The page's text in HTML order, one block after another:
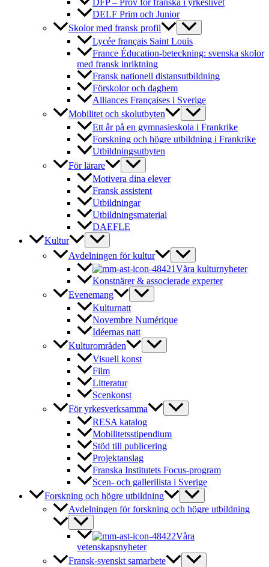
DFP – Prov för franska i yrkeslivet
DELF Prim och Junior
Skolor med fransk profil
Lycée français Saint Louis
France Éducation-beteckning: svenska skolor
med fransk inriktning
Fransk nationell distansutbildning
Förskolor och daghem
Alliances Françaises i Sverige
Mobilitet och skolutbyten
Ett år på en gymnasieskola i Frankrike
Forskning och högre utbildning i Frankrike
Utbildningsutbyten
För lärare
Motivera dina elever
Fransk assistent
Utbildningar
Utbildningsmaterial
DAEFLE
Kultur
Avdelningen för kultur
Våra kulturnyheter
Konstnärer & associerade experter
Evenemang
Kulturnatt
Novembre Numérique
Idéernas natt
Kulturområden
Visuell konst
Film
Litteratur
Scenkonst
För yrkesverksamma
RESA katalog
Mobilitetsstipendium
Stöd till publicering
Projektanslag
Franska Institutets Focus-program
Scen- och gallerilista i Sverige
Forskning och högre utbildning
Avdelningen för forskning och högre utbildning
Våra
vetenskapsnyheter
Fransk-svenskt samarbete